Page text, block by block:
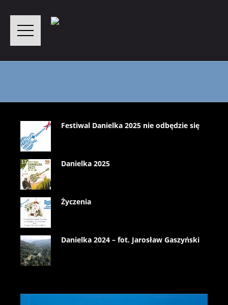
Festiwal Danielka 2025 nie odbędzie się
Danielka 2025
Życzenia
Danielka 2024 – fot. Jarosław Gaszyński